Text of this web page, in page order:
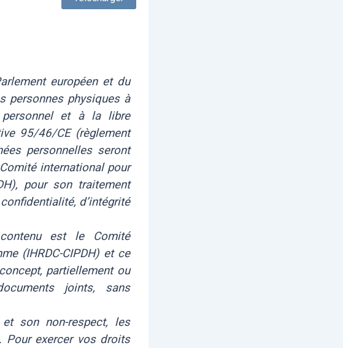
européen et du
personnes physiques à
personnel et à la libre
95/46/CE (règlement
personnelles seront
international pour
pour son traitement
d’intégrité
est le Comité
(IHRDC-CIPDH) et ce
partiellement ou
joints, sans
son non-respect, les
Pour exercer vos droits